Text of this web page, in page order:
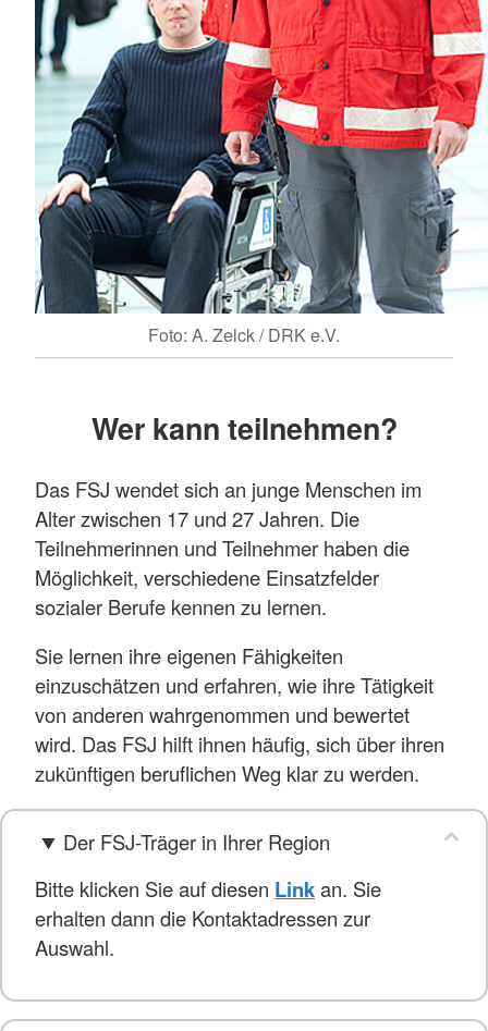
Foto: A. Zelck / DRK e.V.
Wer kann teilnehmen?
Das FSJ wendet sich an junge Menschen im
Alter zwischen 17 und 27 Jahren. Die
Teilnehmerinnen und Teilnehmer haben die
Möglichkeit, verschiedene Einsatzfelder
sozialer Berufe kennen zu lernen.
Sie lernen ihre eigenen Fähigkeiten
einzuschätzen und erfahren, wie ihre Tätigkeit
von anderen wahrgenommen und bewertet
wird. Das FSJ hilft ihnen häufig, sich über ihren
zukünftigen beruflichen Weg klar zu werden.
Der FSJ-Träger in Ihrer Region
Bitte klicken Sie auf diesen Linkan. Sie
erhalten dann die Kontaktadressen zur
Auswahl.